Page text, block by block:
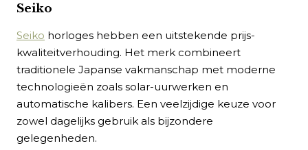
Seiko
Seiko horloges hebben een uitstekende prijs-
kwaliteitverhouding. Het merk combineert
traditionele Japanse vakmanschap met moderne
technologieën zoals solar-uurwerken en
automatische kalibers. Een veelzijdige keuze voor
zowel dagelijks gebruik als bijzondere
gelegenheden.